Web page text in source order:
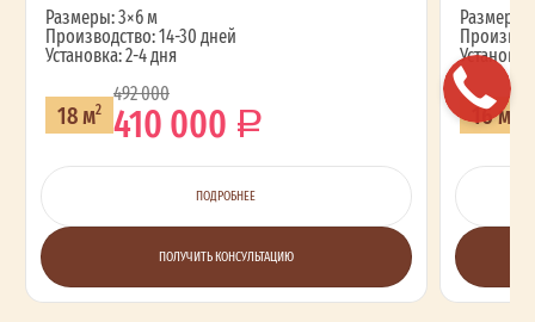
Размеры: 3×6 м
Производство: 14-30 дней
Установка: 2-4 дня
18 м2
492 000
410 000
ПОДРОБНЕЕ
ПОЛУЧИТЬ КОНСУЛЬТАЦИЮ
Размеры:
16 м